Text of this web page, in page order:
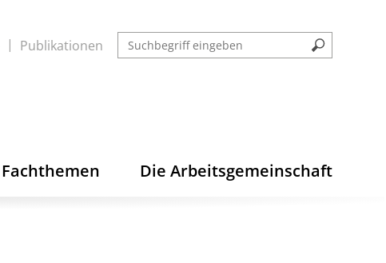
Publikationen
Fachthemen Die Arbeitsgemeinschaft